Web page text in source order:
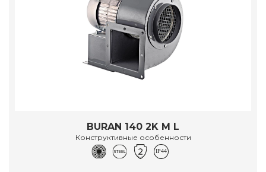
BURAN 140 2K M L
Конструктивные особенности